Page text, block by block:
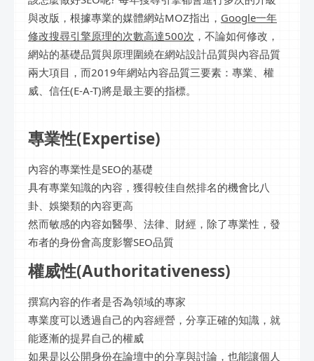
與改版，根據專業的媒體網站MOZ指出， Google一年
修改搜尋引擎原理的次數高達500次 ，不論如何修改，
網站的基礎品質與原理圍繞在網站設計品質與內容品質
兩大項目，而2019年網站內容品質三要素：專業、權
威、信任(E-A-T)將是最主要的指標。
專業性(Expertise)
內容的專業性是SEO的基礎
具有專業知識的內容，獲得較佳自然排名的機會比八
卦、娛樂類的內容更高
然而敏感的內容如醫學、法律、財經，除了專業性，發
布者的身份會高度影響SEO品質
權威性(Authoritativeness)
撰寫內容的作者是否為領域的專家
專業度可以透過自己的內容經營，分享正確的知識，就
能逐漸的提昇自己的權威
如果是以公開身份在論壇中的分享與討論，也能讓個人